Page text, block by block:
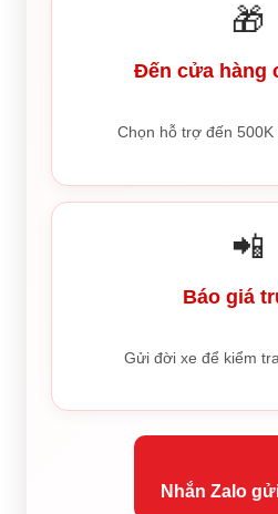
🎁
Đến cửa hàng
Chọn hỗ trợ đến 500K
📲
Báo giá
Gửi đời xe để kiểm
Nhắn Zalo